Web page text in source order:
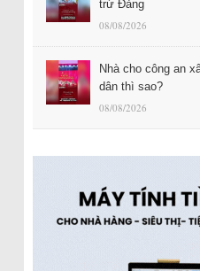
trừ Đảng
08/08/2026
Nhà cho công an
dân thì sao?
08/08/2026